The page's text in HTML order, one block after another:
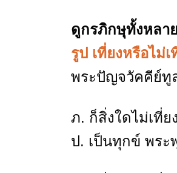
ดูกรภิกษุทั้งหลา
รูป เที่ยงหรือไม่เ
พระปัญจวัคคีย์ทู
ภ. ก็สิ่งใดไม่เที่ย
ป. เป็นทุกข์ พระ